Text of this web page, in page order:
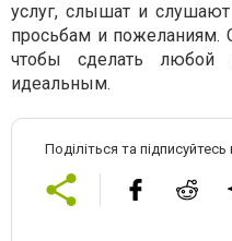
услуг, слышат и
просьбам и пожеланиям.
чтобы сделать любой
идеальным.
Поділіться та